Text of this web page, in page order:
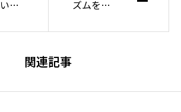
同
ズムを学
関連記事